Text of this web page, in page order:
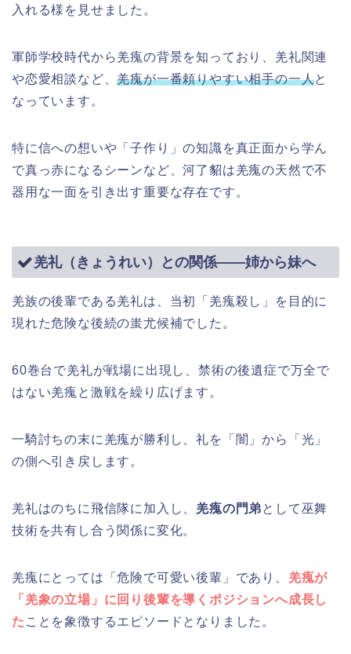
入れる様を見せました。
軍師学校時代から羌瘣の背景を知っており、羌礼関連
や恋愛相談など、羌瘣が一番頼りやすい相手の一人と
なっています。
特に信への想いや「子作り」の知識を真正面から学ん
で真っ赤になるシーンなど、河了貂は羌瘣の天然で不
器用な一面を引き出す重要な存在です。
羌礼（きょうれい）との関係――姉から妹へ
羌族の後輩である羌礼は、当初「羌瘣殺し」を目的に
現れた危険な後続の蚩尤候補でした。
60巻台で羌礼が戦場に出現し、禁術の後遺症で万全で
はない羌瘣と激戦を繰り広げます。
一騎討ちの末に羌瘣が勝利し、礼を「闇」から「光」
の側へ引き戻します。
羌礼はのちに飛信隊に加入し、 羌瘣の門弟として巫舞
技術を共有し合う関係に変化。
羌瘣にとっては「危険で可愛い後輩」であり、 羌瘣が
「羌象の立場」に回り後輩を導くポジションへ成長し
た ことを象徴するエピソードとなりました。